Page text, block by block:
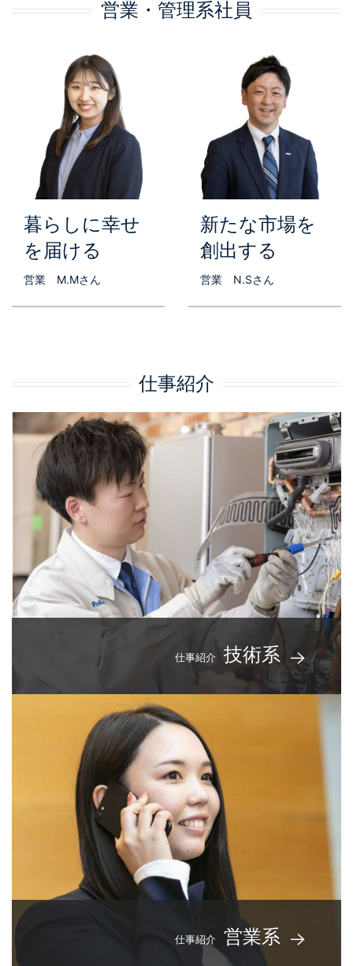
営業・管理系社員
暮らしに幸せ
を届ける
営業 M.Mさん
新たな市場を
創出する
営業 N.Sさん
仕事紹介
仕事紹介 技術系
仕事紹介 営業系